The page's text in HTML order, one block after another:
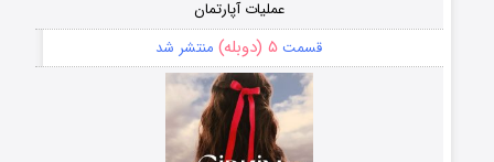
عملیات آپارتمان
قسمت ۵ (دوبله) منتشر شد